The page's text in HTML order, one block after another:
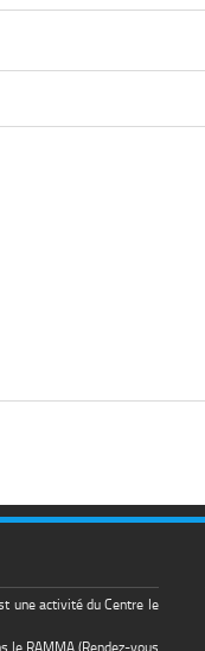
une activité du Centre le